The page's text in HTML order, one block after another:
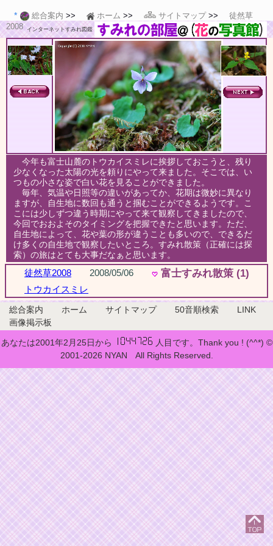
総合案内 ホーム サイトマップ
徒然草
2008
インターネットすみれ図鑑
今年も富士山麓のトウカイスミレに挨拶しておこうと、残り
少なくなった太陽の光を頼りにやって来ました。そこでは、い
つもの小さな姿で白い花を見ることができました。
毎年、気温や日照等の違いがあってか、花期は微妙に異なり
ますが、自生地に数回も通うと掴むことができるようです。こ
こには少しずつ違う時期にやって来て観察してきましたので、
今回でおおよそのタイミングを把握できたと思います。ただ、
自生地によって、花や葉の形が違うことも多いので、できるだ
け多くの自生地で観察したいところ。すみれ散策（正確には探
索）の旅はとても大事だなぁと思います。
徒然草2008 2008/05/06 富士すみれ散策 (1)
トウカイスミレ
総合案内 ホーム サイトマップ 50音順検索
LINK
画像掲示板
あなたは2001年2月25日から
人目です。Thank you ! (^^*) ©
2001-2026 NYAN All Rights Reserved.